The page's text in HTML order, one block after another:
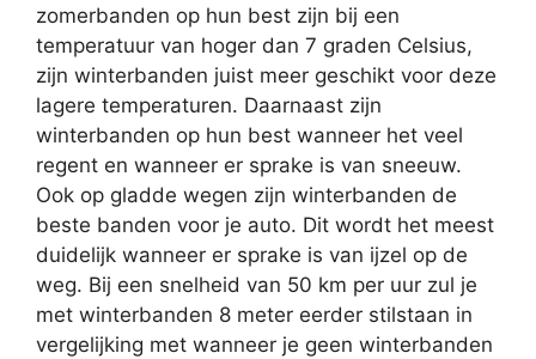
zomerbanden op hun best zijn bij een
temperatuur van hoger dan 7 graden Celsius,
zijn winterbanden juist meer geschikt voor deze
lagere temperaturen. Daarnaast zijn
winterbanden op hun best wanneer het veel
regent en wanneer er sprake is van sneeuw.
Ook op gladde wegen zijn winterbanden de
beste banden voor je auto. Dit wordt het meest
duidelijk wanneer er sprake is van ijzel op de
weg. Bij een snelheid van 50 km per uur zul je
met winterbanden 8 meter eerder stilstaan in
vergelijking met wanneer je geen winterbanden